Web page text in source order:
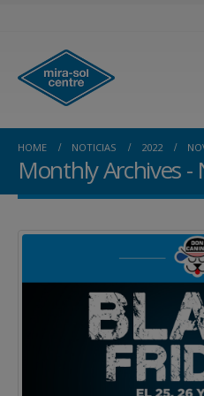
HOME NOTICIAS 2022
Monthly Archives